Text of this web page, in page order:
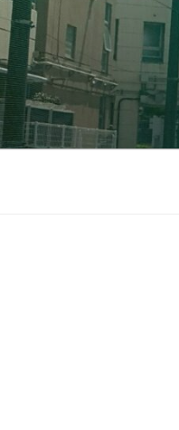
コ
ン
テ
ン
ツ
へ
ス